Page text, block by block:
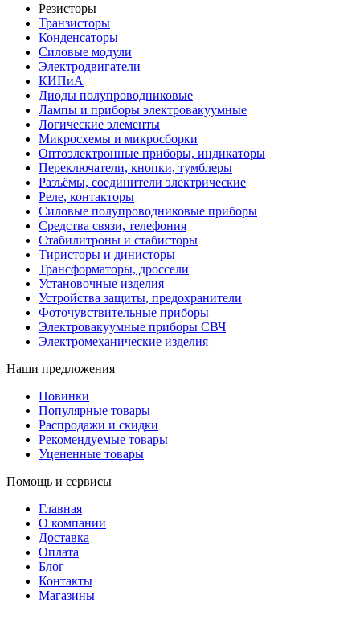
Резисторы
Транзисторы
Конденсаторы
Силовые модули
Электродвигатели
КИПиА
Диоды полупроводниковые
Лампы и приборы электровакуумные
Логические элементы
Микросхемы и микросборки
Оптоэлектронные приборы, индикаторы
Переключатели, кнопки, тумблеры
Разъёмы, соединители электрические
Реле, контакторы
Силовые полупроводниковые приборы
Средства связи, телефония
Стабилитроны и стабисторы
Тиристоры и динисторы
Трансформаторы, дроссели
Установочные изделия
Устройства защиты, предохранители
Фоточувствительные приборы
Электровакуумные приборы СВЧ
Электромеханические изделия
Наши предложения
Новинки
Популярные товары
Распродажи и скидки
Рекомендуемые товары
Уцененные товары
Помощь и сервисы
Главная
О компании
Доставка
Оплата
Блог
Контакты
Магазины